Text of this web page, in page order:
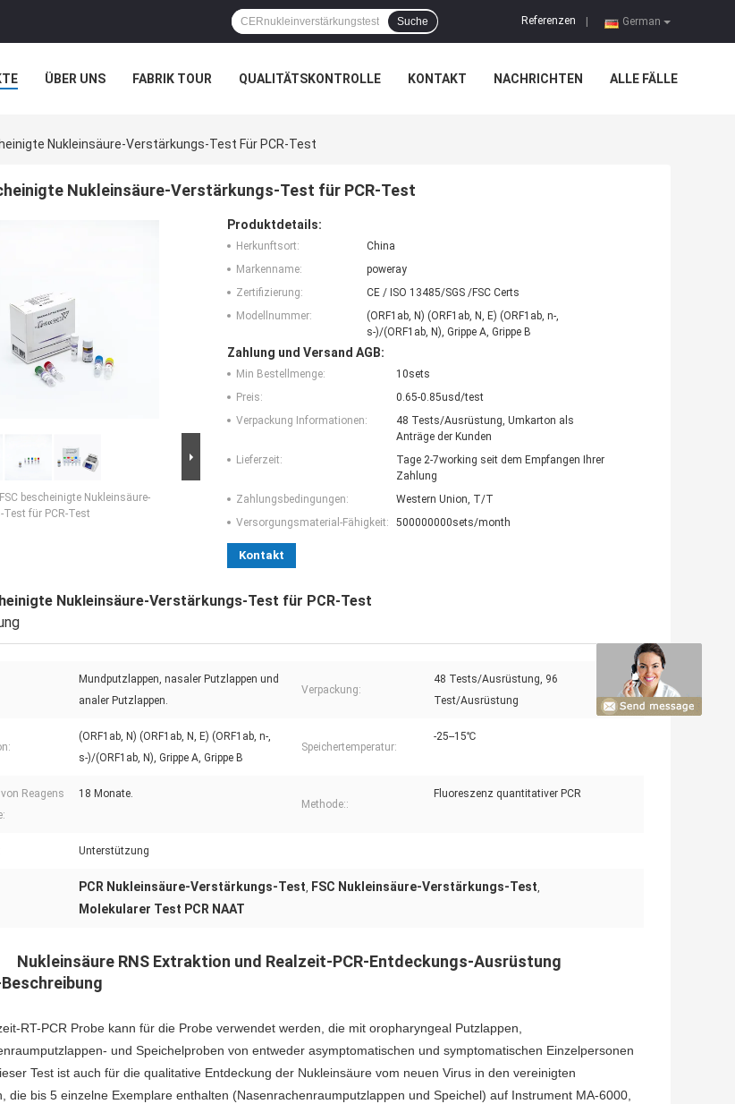
German
Referenzen
Suche
ÜBER UNS FABRIK TOUR QUALITÄTSKONTROLLE KONTAKT NACHRICHTEN ALLE FÄLLE
Nukleinsäure-Verstärkungs-Test Für PCR-Test
Nukleinsäure-Verstärkungs-Test für PCR-Test
FSC bescheinigte Nukleinsäure-
für PCR-Test
Produktdetails:
Herkunftsort:
China
Markenname:
poweray
Zertifizierung:
CE / ISO 13485/SGS /FSC Certs
Modellnummer:
(ORF1ab, N) (ORF1ab, N, E) (ORF1ab, n-,
s-)/(ORF1ab, N), Grippe A, Grippe B
Zahlung und Versand AGB:
Min Bestellmenge:
10sets
Preis:
0.65-0.85usd/test
Verpackung Informationen:
48 Tests/Ausrüstung, Umkarton als
Anträge der Kunden
Lieferzeit:
Tage 2-7working seit dem Empfangen Ihrer
Zahlung
Zahlungsbedingungen:
Western Union, T/T
Versorgungsmaterial-Fähigkeit:
500000000sets/month
Kontakt
Nukleinsäure-Verstärkungs-Test für PCR-Test
Mundputzlappen, nasaler Putzlappen und
analer Putzlappen.
Verpackung:
48 Tests/Ausrüstung, 96
Test/Ausrüstung
(ORF1ab, N) (ORF1ab, N, E) (ORF1ab, n-,
s-)/(ORF1ab, N), Grippe A, Grippe B
Speichertemperatur:
-25--15℃
Reagens
18 Monate.
Methode::
Fluoreszenz quantitativer PCR
Unterstützung
PCR Nukleinsäure-Verstärkungs-Test, FSC Nukleinsäure-Verstärkungs-Test,
Molekularer Test PCR NAAT
Nukleinsäure RNS Extraktion und Realzeit-PCR-Entdeckungs-Ausrüstung
RT-PCR Probe kann für die Probe verwendet werden, die mit oropharyngeal Putzlappen,
und Speichelproben von entweder asymptomatischen und symptomatischen Einzelpersonen
Test ist auch für die qualitative Entdeckung der Nukleinsäure vom neuen Virus in den vereinigten
die bis 5 einzelne Exemplare enthalten (Nasenrachenraumputzlappen und Speichel) auf Instrument MA-6000,